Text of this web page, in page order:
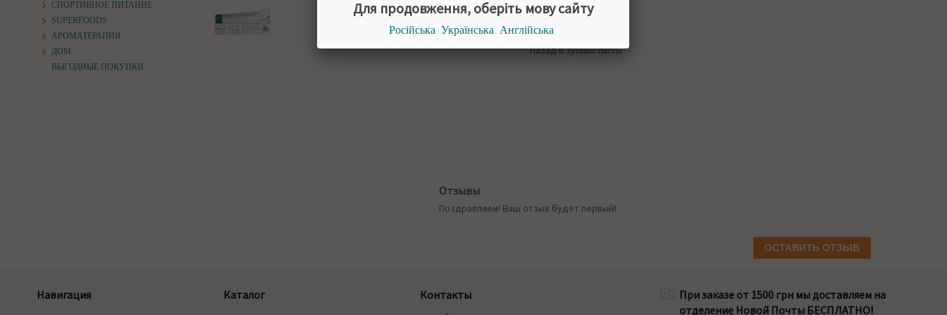
СПОРТИВНОЕ ПИТАНИЕ
SUPERFOODS
АРОМАТЕРАПИЯ
ДОМ
ВЫГОДНЫЕ ПОКУПКИ
Назад вЗубные пасты
Отзывы
Поздравляем! Ваш отзыв будет первый!
ОСТАВИТЬ ОТЗЫВ
Навигация Каталог Контакты
При заказе от 1500 грн мы доставляем на
отделение Новой Почты БЕСПЛАТНО!
Для продовження, оберіть мову сайту
Російська Українська Англійська